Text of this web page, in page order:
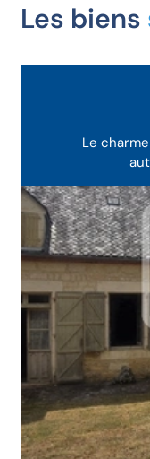
Les biens
Le